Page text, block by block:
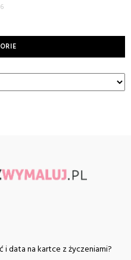
i data na kartce z życzeniami?